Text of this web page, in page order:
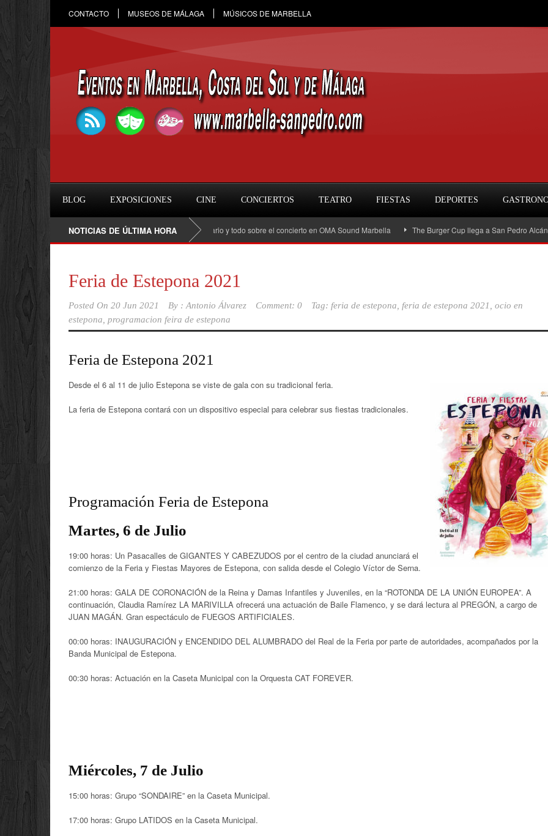
CONTACTO MUSEOS DE MÁLAGA MÚSICOS DE MARBELLA
BLOG EXPOSICIONES CINE CONCIERTOS TEATRO FIESTAS DEPORTES
NOTICIAS DE ÚLTIMA HORA
Raule en Marbella 2026: fecha, entradas, horario y todo sobre el concierto en OMA Sound Marbella The Burger Cup llega a San Pedro Alcántara: la
Feria de Estepona 2021
Posted On 20 Jun 2021 By : Antonio Álvarez Comment: 0 Tag: feria de estepona feria de estepona 2021
ocio en
estepona
programacion feira de estepona
Feria de Estepona 2021
Desde el 6 al 11 de julio Estepona se viste de gala con su tradicional feria.
La feria de Estepona contará con un dispositivo especial para celebrar sus fiestas tradicionales.
Programación Feria de Estepona
Martes, 6 de Julio
19:00 horas: Un Pasacalles de GIGANTES Y CABEZUDOS por el centro de la ciudad anunciará el
comienzo de la Feria y Fiestas Mayores de Estepona, con salida desde el Colegio Víctor de Serna.
21:00 horas: GALA DE CORONACIÓN de la Reina y Damas Infantiles y Juveniles, en la “ROTONDA DE LA UNIÓN EUROPEA”. A
continuación, Claudia Ramírez LA MARIVILLA ofrecerá una actuación de Baile Flamenco, y se dará lectura al PREGÓN, a cargo de
JUAN MAGÁN. Gran espectáculo de FUEGOS ARTIFICIALES.
00:00 horas: INAUGURACIÓN y ENCENDIDO DEL ALUMBRADO del Real de la Feria por parte de autoridades, acompañados por la
Banda Municipal de Estepona.
00:30 horas: Actuación en la Caseta Municipal con la Orquesta CAT FOREVER.
Miércoles, 7 de Julio
15:00 horas: Grupo “SONDAIRE” en la Caseta Municipal.
17:00 horas: Grupo LATIDOS en la Caseta Municipal.